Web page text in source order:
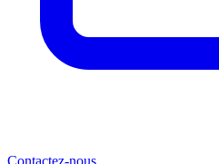
Contactez-nous